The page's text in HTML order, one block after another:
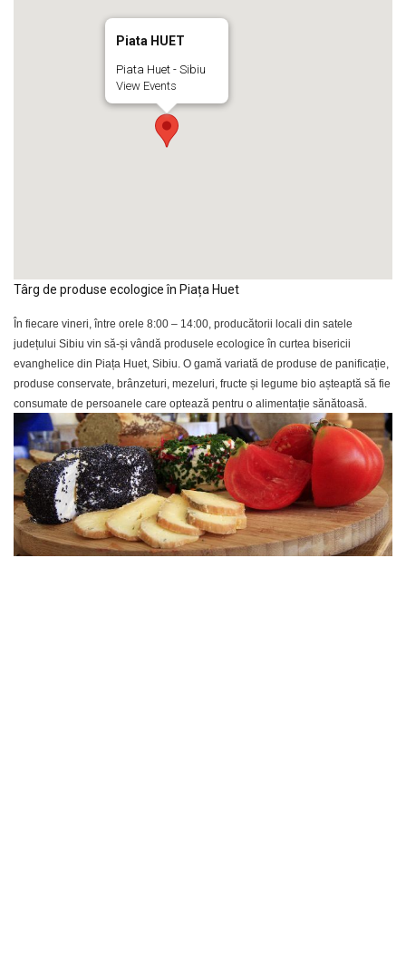
Piata HUET
Piata Huet - Sibiu
View Events
Târg de produse ecologice în Piața Huet
În fiecare vineri, între orele 8:00 – 14:00, producătorii locali din satele
județului Sibiu vin să-și vândă produsele ecologice în curtea bisericii
evanghelice din Piața Huet, Sibiu. O gamă variată de produse de panificație,
produse conservate, brânzeturi, mezeluri, fructe și legume bio așteaptă să fie
consumate de persoanele care optează pentru o alimentație sănătoasă.